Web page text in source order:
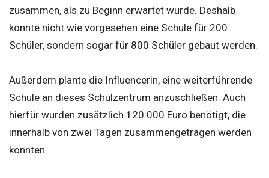
zusammen, als zu Beginn erwartet wurde. Deshalb
konnte nicht wie vorgesehen eine Schule für 200
Schüler, sondern sogar für 800 Schüler gebaut werden.
Außerdem plante die Influencerin, eine weiterführende
Schule an dieses Schulzentrum anzuschließen. Auch
hierfür wurden zusätzlich 120.000 Euro benötigt, die
innerhalb von zwei Tagen zusammengetragen werden
konnten.